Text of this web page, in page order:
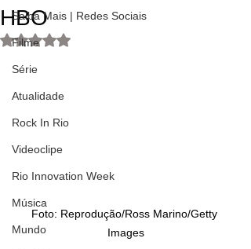
Saiba Mais | Redes Sociais
Filme
Série
Atualidade
Rock In Rio
Videoclipe
Rio Innovation Week
Música
Mundo
HBO
Avaliado com NaN de 5 estrelas.
Foto: Reprodução/Ross Marino/Getty
Images